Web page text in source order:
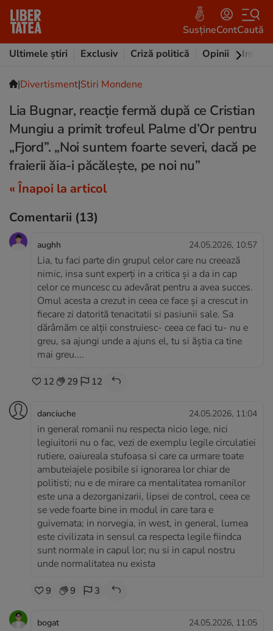
SusțineContCaută
Ultimele știri
Exclusiv Criză politică Opinii
|Divertisment|Stiri Mondene
Lia Bugnar, reacție fermă după ce Cristian
Mungiu a primit trofeul Palme d’Or pentru
„Fjord”. „Noi suntem foarte severi, dacă pe
fraierii ăia-i păcălește, pe noi nu”
« Înapoi la articol
Comentarii (13)
aughh 24.05.2026, 10:57
Lia, tu faci parte din grupul celor care nu creează
nimic, insa sunt experți in a critica și a da in cap
celor ce muncesc cu adevărat pentru a avea succes.
Omul acesta a crezut in ceea ce face și a crescut in
fiecare zi datorită tenacitatii si pasiunii sale. Sa
dărâmăm ce alții construiesc- ceea ce faci tu- nu e
greu, sa ajungi unde a ajuns el, tu si ăștia ca tine
mai greu....
12 29 12
danciuche 24.05.2026, 11:04
in general romanii nu respecta nicio lege, nici
legiuitorii nu o fac, vezi de exemplu legile circulatiei
rutiere, oaiureala stufoasa si care ca urmare toate
ambuteiajele posibile si ignorarea lor chiar de
politisti; nu e de mirare ca mentalitatea romanilor
este una a dezorganizarii, lipsei de control, ceea ce
se vede foarte bine in modul in care tara e
guivernata; in norvegia, in west, in general, lumea
este civilizata in sensul ca respecta legile fiindca
sunt normale in capul lor; nu si in capul nostru
unde normalitatea nu exista
9 9 3
bogat 24.05.2026, 11:05